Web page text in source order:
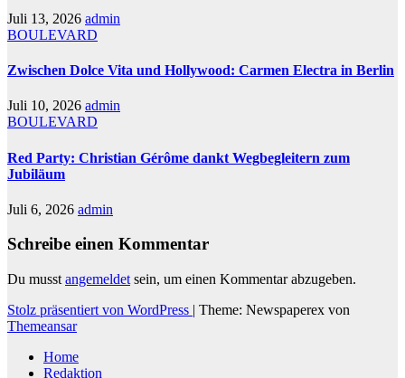
Juli 13, 2026 admin
BOULEVARD
Zwischen Dolce Vita und Hollywood: Carmen Electra in Berlin
Juli 10, 2026 admin
BOULEVARD
Red Party: Christian Gérôme dankt Wegbegleitern zum
Jubiläum
Juli 6, 2026 admin
Schreibe einen Kommentar
Du musst angemeldet sein, um einen Kommentar abzugeben.
Stolz präsentiert von WordPress | Theme: Newspaperex von
Themeansar
Home
Redaktion